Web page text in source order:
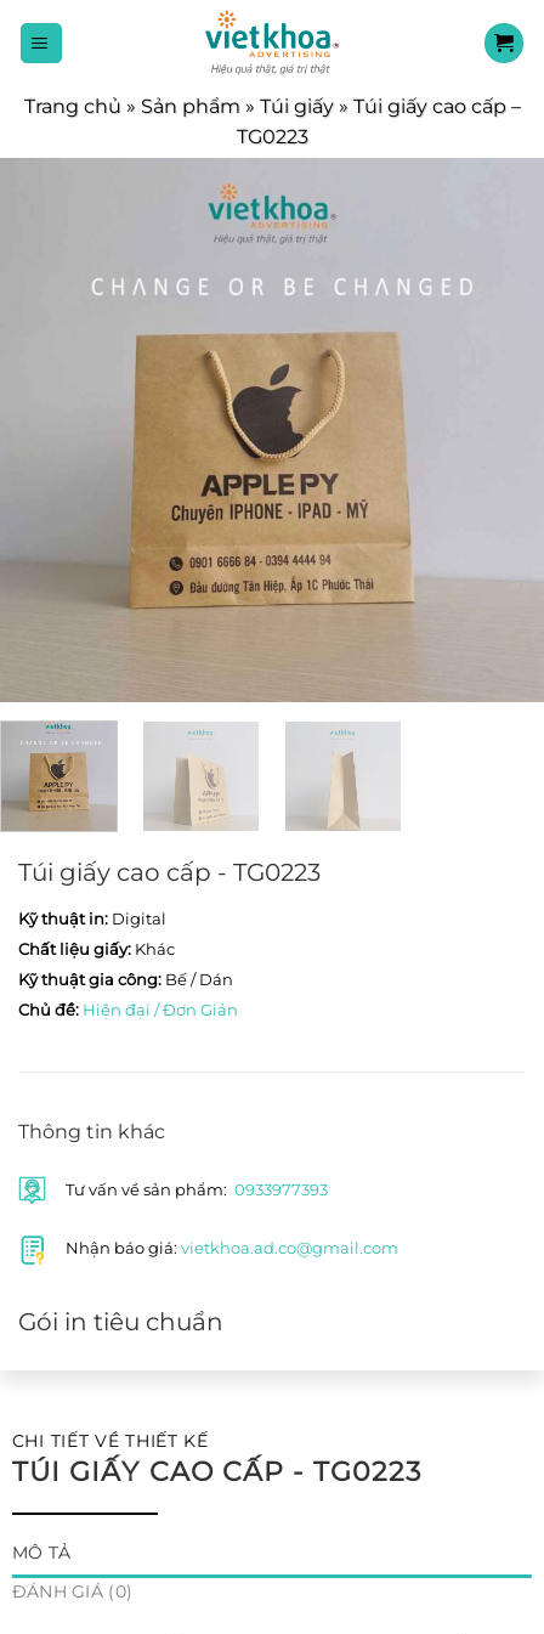
đến
dungTrang chủ » Sản phẩm » Túi giấy» Túi giấy cao cấp –
TG0223
Túi giấy cao cấp - TG0223
Kỹ thuật in: Digital
Chất liệu giấy: Khác
Kỹ thuật gia công: Bế / Dán
Chủ đề: Hiện đại / Đơn Giản
Thông tin khác
Tư vấn về sản phẩm: 0933977393
Nhận báo giá: vietkhoa.ad.co@gmail.com
Gói in tiêu chuẩn
CHI TIẾT VỀ THIẾT KẾ
TÚI GIẤY CAO CẤP - TG0223
MÔ TẢ
ĐÁNH GIÁ (0)